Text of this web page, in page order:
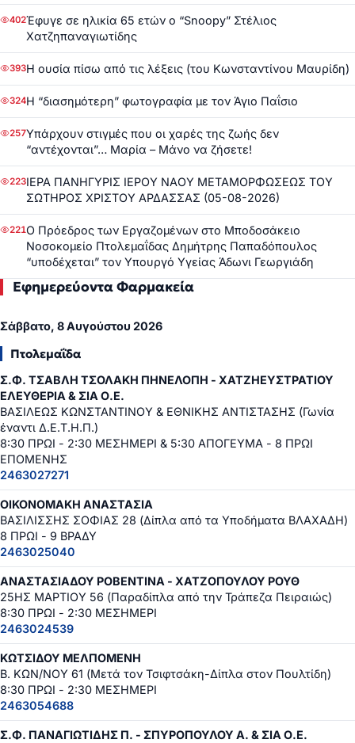
402Έφυγε σε ηλικία 65 ετών ο “Snoopy” Στέλιος
Χατζηπαναγιωτίδης
393Η ουσία πίσω από τις λέξεις (του Κωνσταντίνου Μαυρίδη)
324Η “διασημότερη” φωτογραφία με τον Άγιο Παΐσιο
257Υπάρχουν στιγμές που οι χαρές της ζωής δεν
“αντέχονται”… Μαρία – Μάνο να ζήσετε!
223ΙΕΡΑ ΠΑΝΗΓΥΡΙΣ ΙΕΡΟΥ ΝΑΟΥ ΜΕΤΑΜΟΡΦΩΣΕΩΣ ΤΟΥ
ΣΩΤΗΡΟΣ ΧΡΙΣΤΟΥ ΑΡΔΑΣΣΑΣ (05-08-2026)
221Ο Πρόεδρος των Εργαζομένων στο Μποδοσάκειο
Νοσοκομείο Πτολεμαΐδας Δημήτρης Παπαδόπουλος
“υποδέχεται” τον Υπουργό Υγείας Άδωνι Γεωργιάδη
Εφημερεύοντα Φαρμακεία
Σάββατο, 8 Αυγούστου 2026
Πτολεμαΐδα
Σ.Φ. ΤΣΑΒΛΗ ΤΣΟΛΑΚΗ ΠΗΝΕΛΟΠΗ - ΧΑΤΖΗΕΥΣΤΡΑΤΙΟΥ
ΕΛΕΥΘΕΡΙΑ & ΣΙΑ Ο.Ε.
ΒΑΣΙΛΕΩΣ ΚΩΝΣΤΑΝΤΙΝΟΥ & ΕΘΝΙΚΗΣ ΑΝΤΙΣΤΑΣΗΣ (Γωνία
έναντι Δ.Ε.Τ.Η.Π.)
8:30 ΠΡΩΙ - 2:30 ΜΕΣΗΜΕΡΙ & 5:30 ΑΠΟΓΕΥΜΑ - 8 ΠΡΩΙ
ΕΠΟΜΕΝΗΣ
2463027271
ΟΙΚΟΝΟΜΑΚΗ ΑΝΑΣΤΑΣΙΑ
ΒΑΣΙΛΙΣΣΗΣ ΣΟΦΙΑΣ 28 (Δίπλα από τα Υποδήματα ΒΛΑΧΑΔΗ)
8 ΠΡΩΙ - 9 ΒΡΑΔΥ
2463025040
ΑΝΑΣΤΑΣΙΑΔΟΥ ΡΟΒΕΝΤΙΝΑ - ΧΑΤΖΟΠΟΥΛΟΥ ΡΟΥΘ
25ΗΣ ΜΑΡΤΙΟΥ 56 (Παραδίπλα από την Τράπεζα Πειραιώς)
8:30 ΠΡΩΙ - 2:30 ΜΕΣΗΜΕΡΙ
2463024539
ΚΩΤΣΙΔΟΥ ΜΕΛΠΟΜΕΝΗ
Β. ΚΩΝ/ΝΟΥ 61 (Μετά τον Τσιφτσάκη-Δίπλα στον Πουλτίδη)
8:30 ΠΡΩΙ - 2:30 ΜΕΣΗΜΕΡΙ
2463054688
Σ.Φ. ΠΑΝΑΓΙΩΤΙΔΗΣ Π. - ΣΠΥΡΟΠΟΥΛΟΥ Α. & ΣΙΑ Ο.Ε.